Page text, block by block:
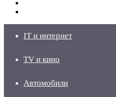
IT и интернет
TV и кино
Автомобили